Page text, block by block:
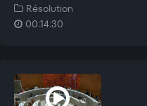
Résolution
00:14:30